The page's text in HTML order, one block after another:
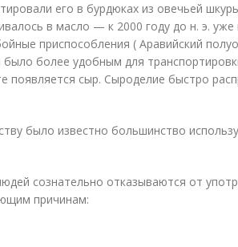
его в бурдюках из овечьей
в масло — к 2000 году до н. э.
приспособления ( Аравийский
было более удобным для
появляется сыр. Сыроделие быстро
было известно большинство
сознательно отказываются от
причинам: